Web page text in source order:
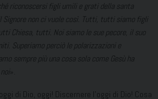
riconoscersi figli umili e grati della santa
Signore non ci vuole così. Tutti, tutti siamo figli
Chiesa, tutti. Noi siamo le sue pecore, il suo
Superiamo perciò le polarizzazioni e
sempre più una cosa sola come Gesù ha
di Dio, oggi! Discernere l’oggi di Dio! Cosa